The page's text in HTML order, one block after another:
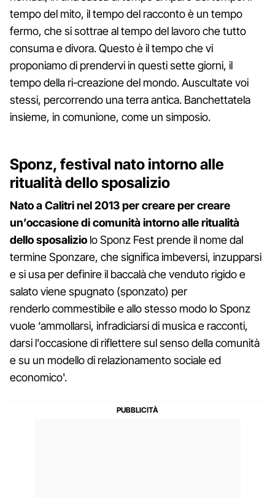
tempo del mito, il tempo del racconto è un tempo
fermo, che si sottrae al tempo del lavoro che tutto
consuma e divora. Questo è il tempo che vi
proponiamo di prendervi in questi sette giorni, il
tempo della ri-creazione del mondo. Auscultate voi
stessi, percorrendo una terra antica. Banchettatela
insieme, in comunione, come un simposio.
Sponz, festival nato intorno alle
ritualità dello sposalizio
Nato a Calitri nel 2013 per creare per creare
un’occasione di comunità intorno alle ritualità
dello sposalizio lo Sponz Fest prende il nome dal
termine Sponzare, che significa imbeversi, inzupparsi
e si usa per definire il baccalà che venduto rigido e
salato viene spugnato (sponzato) per
renderlo commestibile e allo stesso modo lo Sponz
vuole ‘ammollarsi, infradiciarsi di musica e racconti,
darsi l'occasione di riflettere sul senso della comunità
e su un modello di relazionamento sociale ed
economico'.